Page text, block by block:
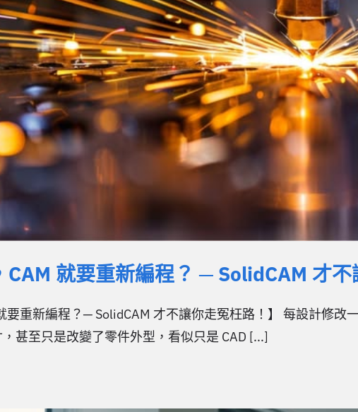
就要重新編程？ ─ SolidCAM 才不
要重新編程？─ SolidCAM 才不讓你走冤枉路！】 每設計修
甚至只是改變了零件外型，看似只是 CAD [...]